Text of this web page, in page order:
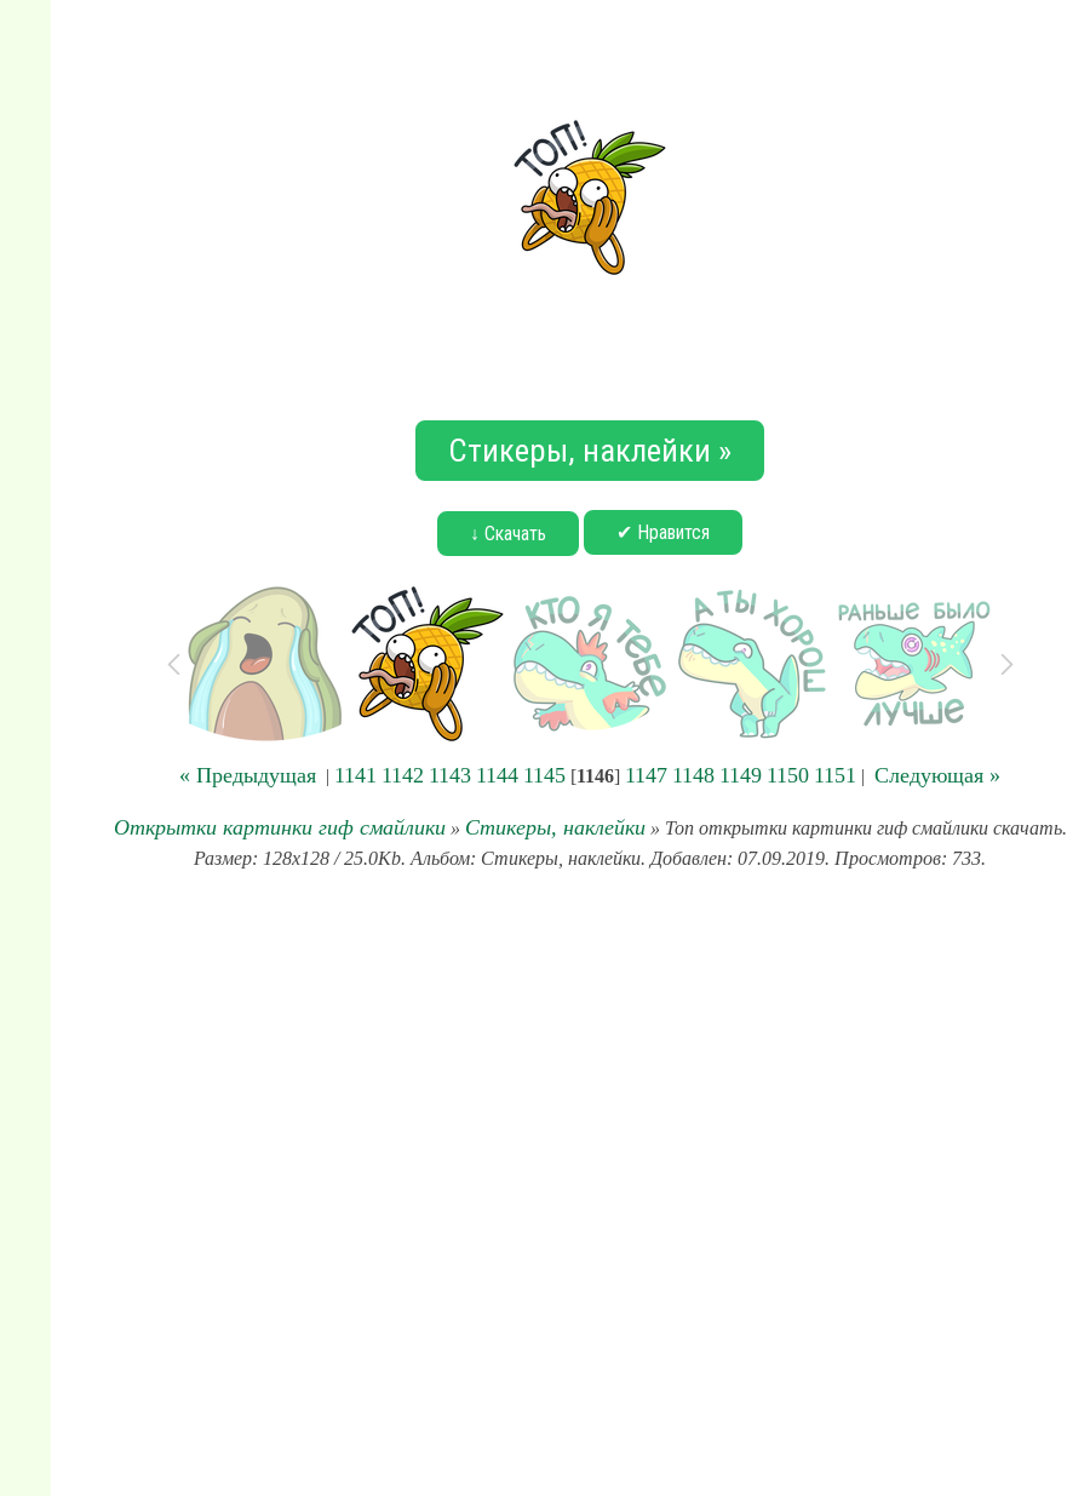
Стикеры, наклейки »
↓ Скачать ✔ Нравится
« Предыдущая | 1141 1142 1143 1144 1145 [1146] 1147 1148 1149 1150 1151 | Следующая »
Открытки картинки гиф смайлики» Стикеры, наклейки» Топ открытки картинки гиф смайлики скачать.
Размер: 128x128 / 25.0Kb. Альбом: Стикеры, наклейки. Добавлен: 07.09.2019. Просмотров: 733.